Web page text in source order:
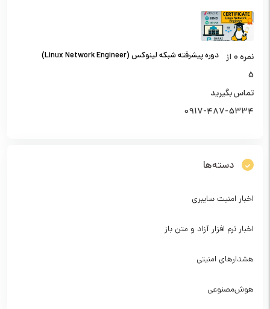
دوره پیشرفته شبکه لینوکس (Linux Network Engineer) نمره0 از
5
تماس بگیرید
0917-487-5334
دسته‌ها
اخبار امنیت سایبری
اخبار نرم افزار آزاد و متن باز
هشدارهای امنیتی
هوش‌مصنوعی